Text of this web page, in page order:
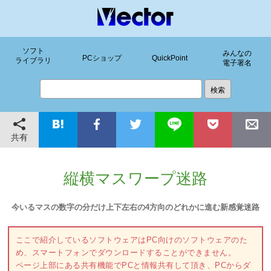
ソフト
ライブラリ
PCショップ QuickPoint
みんなの
電子署名
共有
縦横マスワープ迷路
今いるマスの数字の分だけ上下左右の4方向のどれかに進む新感覚迷路
ここで紹介しているソフトウェアはPC向けのソフトウェアのた
め、スマートフォンでダウンロードすることができません。
ページ上部にある共有機能でPCと情報共有して頂き、PCからダ